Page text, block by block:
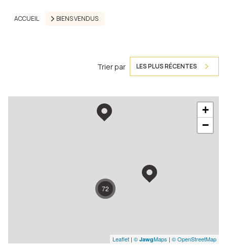
ACCUEIL BIENS VENDUS
Trier par LES PLUS RÉCENTES
72
+
−
Leaflet | © JawgMaps | © OpenStreetMap